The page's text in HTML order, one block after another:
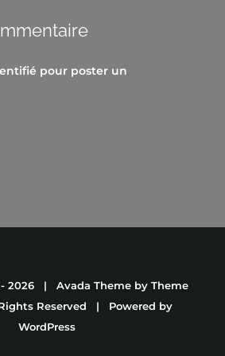
pour poster un
2026 | Avada Theme by Theme
Reserved | Powered by
WordPress